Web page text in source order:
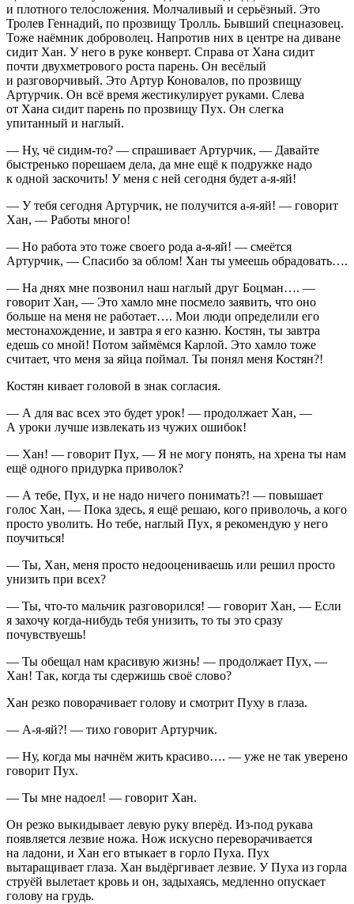
и плотного телосложения. Молчаливый и серьёзный. Это
Тролев Геннадий, по прозвищу Тролль. Бывший спецназовец.
Тоже наёмник доброволец. Напротив них в центре на диване
сидит Хан. У него в руке конверт. Справа от Хана сидит
почти двухметрового роста парень. Он весёлый
и разговорчивый. Это Артур Коновалов, по прозвищу
Артурчик. Он всё время жестикулирует руками. Слева
от Хана сидит парень по прозвищу Пух. Он слегка
упитанный и наглый.
— Ну, чё сидим-то? — спрашивает Артурчик, — Давайте
быстренько порешаем дела, да мне ещё к подружке надо
к одной заскочить! У меня с ней сегодня будет а-я-яй!
— У тебя сегодня Артурчик, не получится а-я-яй! — говорит
Хан, — Работы много!
— Но работа это тоже своего рода а-я-яй! — смеётся
Артурчик, — Спасибо за облом! Хан ты умеешь обрадовать….
— На днях мне позвонил наш наглый друг Боцман…. —
говорит Хан, — Это хамло мне посмело заявить, что оно
больше на меня не работает…. Мои люди определили его
местонахождение, и завтра я его казню. Костян, ты завтра
едешь со мной! Потом займёмся Карлой. Это хамло тоже
считает, что меня за яйца поймал. Ты понял меня Костян?!
Костян кивает головой в знак согласия.
— А для вас всех это будет урок! — продолжает Хан, —
А уроки лучше извлекать из чужих ошибок!
— Хан! — говорит Пух, — Я не могу понять, на хрена ты нам
ещё одного придурка приволок?
— А тебе, Пух, и не надо ничего понимать?! — повышает
голос Хан, — Пока здесь, я ещё решаю, кого приволочь, а кого
просто уволить. Но тебе, наглый Пух, я рекомендую у него
поучиться!
— Ты, Хан, меня просто недооцениваешь или решил просто
унизить при всех?
— Ты, что-то мальчик разговорился! — говорит Хан, — Если
я захочу когда-нибудь тебя унизить, то ты это сразу
почувствуешь!
— Ты обещал нам красивую жизнь! — продолжает Пух, —
Хан! Так, когда ты сдержишь своё слово?
Хан резко поворачивает голову и смотрит Пуху в глаза.
— А-я-яй?! — тихо говорит Артурчик.
— Ну, когда мы начнём жить красиво…. — уже не так уверено
говорит Пух.
— Ты мне надоел! — говорит Хан.
Он резко выкидывает левую руку вперёд. Из-под рукава
появляется лезвие ножа. Нож искусно переворачивается
на ладони, и Хан его втыкает в горло Пуха. Пух
вытаращивает глаза. Хан выдёргивает лезвие. У Пуха из горла
струёй вылетает кровь и он, задыхаясь, медленно опускает
голову на грудь.